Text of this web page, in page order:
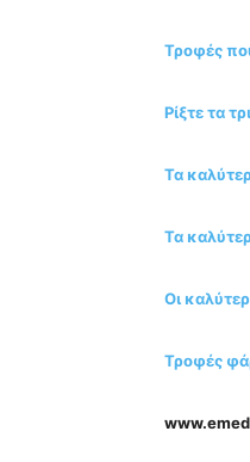
Τροφές
Ρίξτε τα
Τα
Τα
Οι
Τροφές